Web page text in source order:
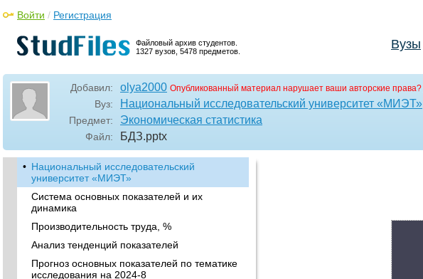
Файловый архив студентов.
1327 вузов, 5478 предметов.
Войти / Регистрация
Вузы
Добавил: olya2000 Опубликованный материал нарушает ваши авторские права?
Вуз: Национальный исследовательский университет «МИЭТ»
Предмет: Экономическая статистика
Файл: БДЗ.pptx
• Национальный исследовательский
университет «МИЭТ»
Система основных показателей и их
динамика
Производительность труда, %
Анализ тенденций показателей
Прогноз основных показателей по тематике
исследования на 2024-8